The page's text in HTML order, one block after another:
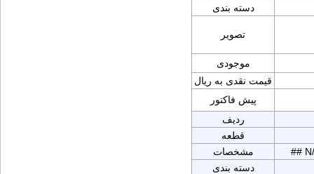
دسته بندی
تصویر
موجودی
قیمت نقدی به ریال
پیش فاکتور
ردیف
قطعه
مشخصات
##
دسته بندی